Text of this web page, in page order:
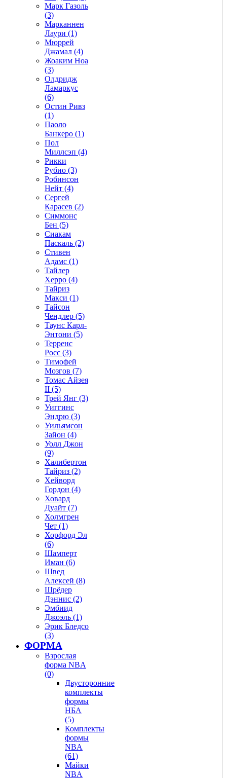
Марк Газоль
(3)
Марканнен
Лаури (1)
Мюррей
Джамал (4)
Жоаким Ноа
(3)
Олдридж
Ламаркус
(6)
Остин Ривз
(1)
Паоло
Банкеро (1)
Пол
Миллсэп (4)
Рикки
Рубио (3)
Робинсон
Нейт (4)
Сергей
Карасев (2)
Симмонс
Бен (5)
Сиакам
Паскаль (2)
Стивен
Адамс (1)
Тайлер
Херро (4)
Тайриз
Макси (1)
Тайсон
Чендлер (5)
Таунс Карл-
Энтони (5)
Терренс
Росс (3)
Тимофей
Мозгов (7)
Томас Айзея
II (5)
Трей Янг (3)
Уиггинс
Эндрю (3)
Уильямсон
Зайон (4)
Уолл Джон
(9)
Халибертон
Тайриз (2)
Хейворд
Гордон (4)
Ховард
Дуайт (7)
Холмгрен
Чет (1)
Хорфорд Эл
(6)
Шамперт
Иман (6)
Швед
Алексей (8)
Шрёдер
Дэннис (2)
Эмбиид
Джоэль (1)
Эрик Бледсо
(3)
ФОРМА
Взрослая
форма NBA
(0)
Двусторонние
комплекты
формы
НБА
(5)
Комплекты
формы
NBA
(61)
Майки
NBA